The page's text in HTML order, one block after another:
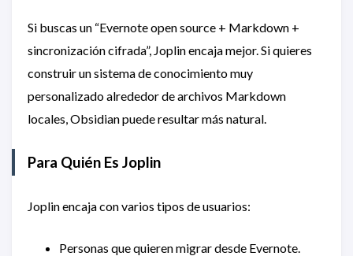
Si buscas un “Evernote open source + Markdown +
sincronización cifrada”, Joplin encaja mejor. Si quieres
construir un sistema de conocimiento muy
personalizado alrededor de archivos Markdown
locales, Obsidian puede resultar más natural.
Para Quién Es Joplin
Joplin encaja con varios tipos de usuarios:
Personas que quieren migrar desde Evernote.